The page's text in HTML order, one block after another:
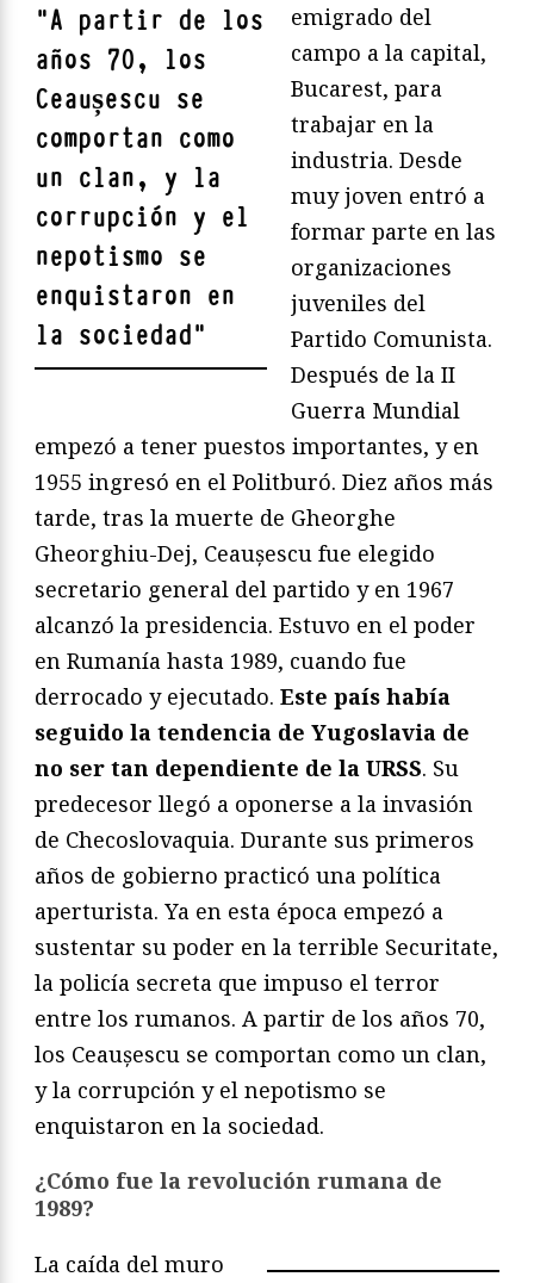
"A partir de los
años 70, los
Ceaușescu se
comportan como
un clan, y la
corrupción y el
nepotismo se
enquistaron en
la sociedad"
emigrado del
campo a la capital,
Bucarest, para
trabajar en la
industria. Desde
muy joven entró a
formar parte en las
organizaciones
juveniles del
Partido Comunista.
Después de la II
Guerra Mundial
empezó a tener puestos importantes, y en
1955 ingresó en el Politburó. Diez años más
tarde, tras la muerte de Gheorghe
Gheorghiu-Dej, Ceaușescu fue elegido
secretario general del partido y en 1967
alcanzó la presidencia. Estuvo en el poder
en Rumanía hasta 1989, cuando fue
derrocado y ejecutado. Este país había
seguido la tendencia de Yugoslavia de
no ser tan dependiente de la URSS. Su
predecesor llegó a oponerse a la invasión
de Checoslovaquia. Durante sus primeros
años de gobierno practicó una política
aperturista. Ya en esta época empezó a
sustentar su poder en la terrible Securitate,
la policía secreta que impuso el terror
entre los rumanos. A partir de los años 70,
los Ceaușescu se comportan como un clan,
y la corrupción y el nepotismo se
enquistaron en la sociedad.
¿Cómo fue la revolución rumana de
1989?
La caída del muro